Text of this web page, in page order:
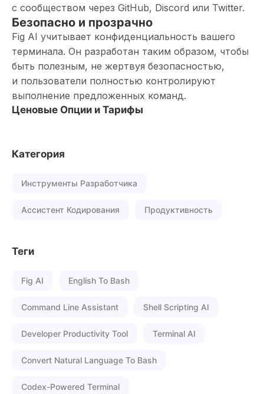
с сообществом через GitHub, Discord или Twitter.
Безопасно и прозрачно
Fig AI учитывает конфиденциальность вашего
терминала. Он разработан таким образом, чтобы
быть полезным, не жертвуя безопасностью,
и пользователи полностью контролируют
выполнение предложенных команд.
Ценовые Опции и Тарифы
Категория
Инструменты Разработчика
Ассистент Кодирования Продуктивность
Теги
Fig AI English To Bash
Command Line Assistant Shell Scripting AI
Developer Productivity Tool Terminal AI
Convert Natural Language To Bash
Codex-Powered Terminal